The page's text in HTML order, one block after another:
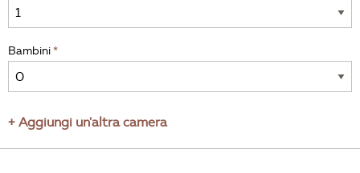
Bambini
+ Aggiungi un'altra camera